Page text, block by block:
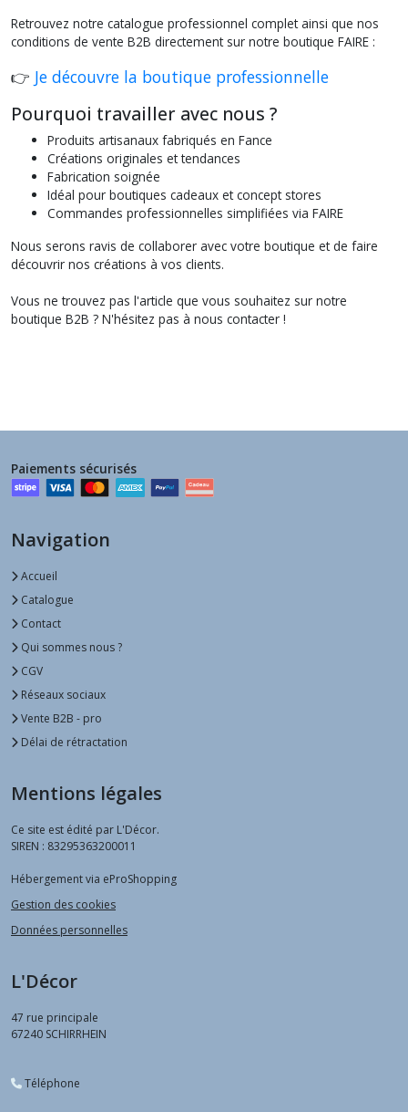
Retrouvez notre catalogue professionnel complet ainsi que nos
conditions de vente B2B directement sur notre boutique FAIRE :
👉 Je découvre la boutique professionnelle
Pourquoi travailler avec nous ?
Produits artisanaux fabriqués en Fance
Créations originales et tendances
Fabrication soignée
Idéal pour boutiques cadeaux et concept stores
Commandes professionnelles simplifiées via FAIRE
Nous serons ravis de collaborer avec votre boutique et de faire
découvrir nos créations à vos clients.
Vous ne trouvez pas l'article que vous souhaitez sur notre
boutique B2B ? N'hésitez pas à nous contacter !
Paiements sécurisés
Navigation
Accueil
Catalogue
Contact
Qui sommes nous ?
CGV
Réseaux sociaux
Vente B2B - pro
Délai de rétractation
Mentions légales
Ce site est édité par L'Décor.
SIREN : 83295363200011
Hébergement via eProShopping
Gestion des cookies
Données personnelles
L'Décor
47 rue principale
67240 SCHIRRHEIN
Téléphone